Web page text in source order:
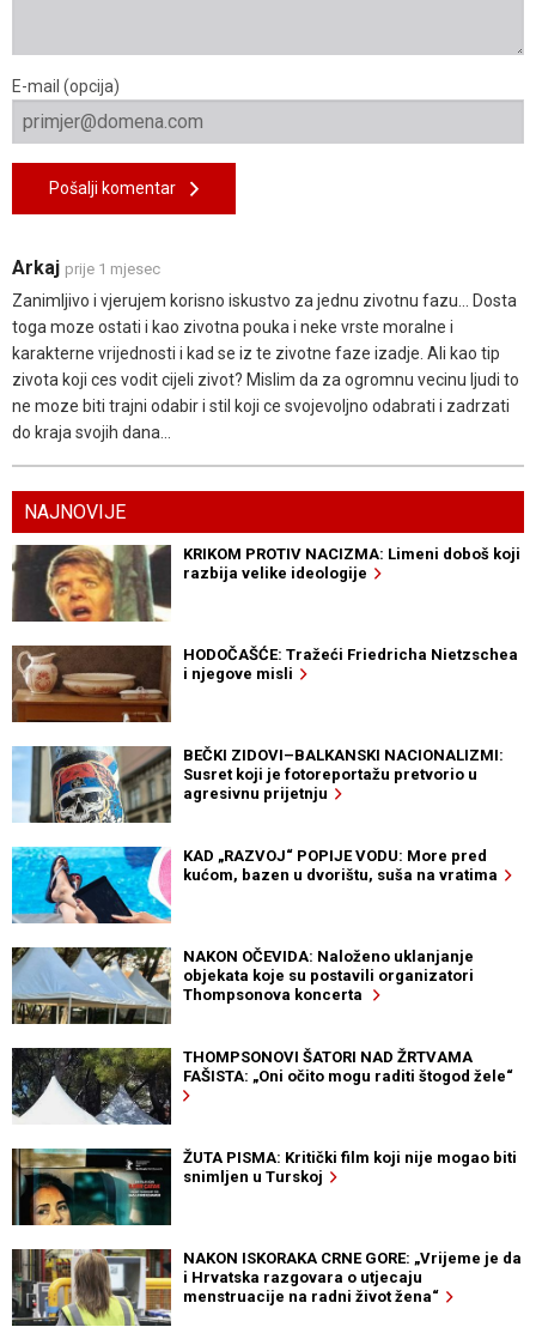
E-mail (opcija)
Pošalji komentar
Arkaj prije 1 mjesec
Zanimljivo i vjerujem korisno iskustvo za jednu zivotnu fazu... Dosta
toga moze ostati i kao zivotna pouka i neke vrste moralne i
karakterne vrijednosti i kad se iz te zivotne faze izadje. Ali kao tip
zivota koji ces vodit cijeli zivot? Mislim da za ogromnu vecinu ljudi to
ne moze biti trajni odabir i stil koji ce svojevoljno odabrati i zadrzati
do kraja svojih dana...
NAJNOVIJE
KRIKOM PROTIV NACIZMA: Limeni doboš koji
razbija velike ideologije
HODOČAŠĆE: Tražeći Friedricha Nietzschea
i njegove misli
BEČKI ZIDOVI–BALKANSKI NACIONALIZMI:
Susret koji je fotoreportažu pretvorio u
agresivnu prijetnju
KAD „RAZVOJ“ POPIJE VODU: More pred
kućom, bazen u dvorištu, suša na vratima
NAKON OČEVIDA: Naloženo uklanjanje
objekata koje su postavili organizatori
Thompsonova koncerta
THOMPSONOVI ŠATORI NAD ŽRTVAMA
FAŠISTA: „Oni očito mogu raditi štogod žele“
ŽUTA PISMA: Kritički film koji nije mogao biti
snimljen u Turskoj
NAKON ISKORAKA CRNE GORE: „Vrijeme je da
i Hrvatska razgovara o utjecaju
menstruacije na radni život žena“